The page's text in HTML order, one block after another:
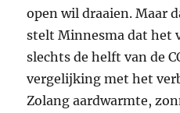
open wil draaien. Maar
stelt Minnesma dat het
slechts de helft van de
vergelijking met het
Zolang aardwarmte,